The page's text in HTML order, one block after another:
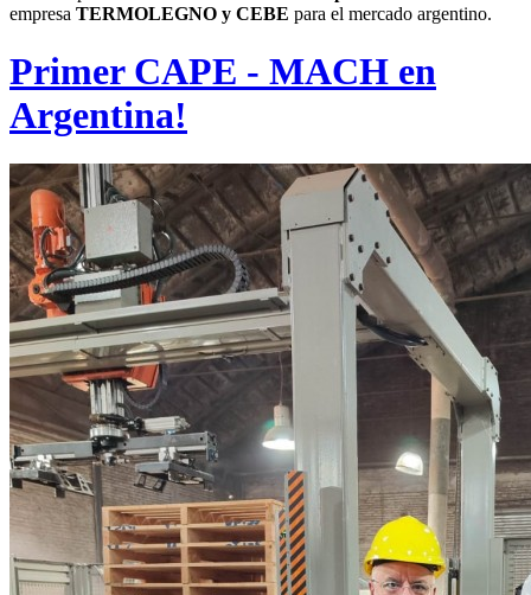
empresa TERMOLEGNO y CEBE para el mercado argentino.
Primer CAPE - MACH en
Argentina!